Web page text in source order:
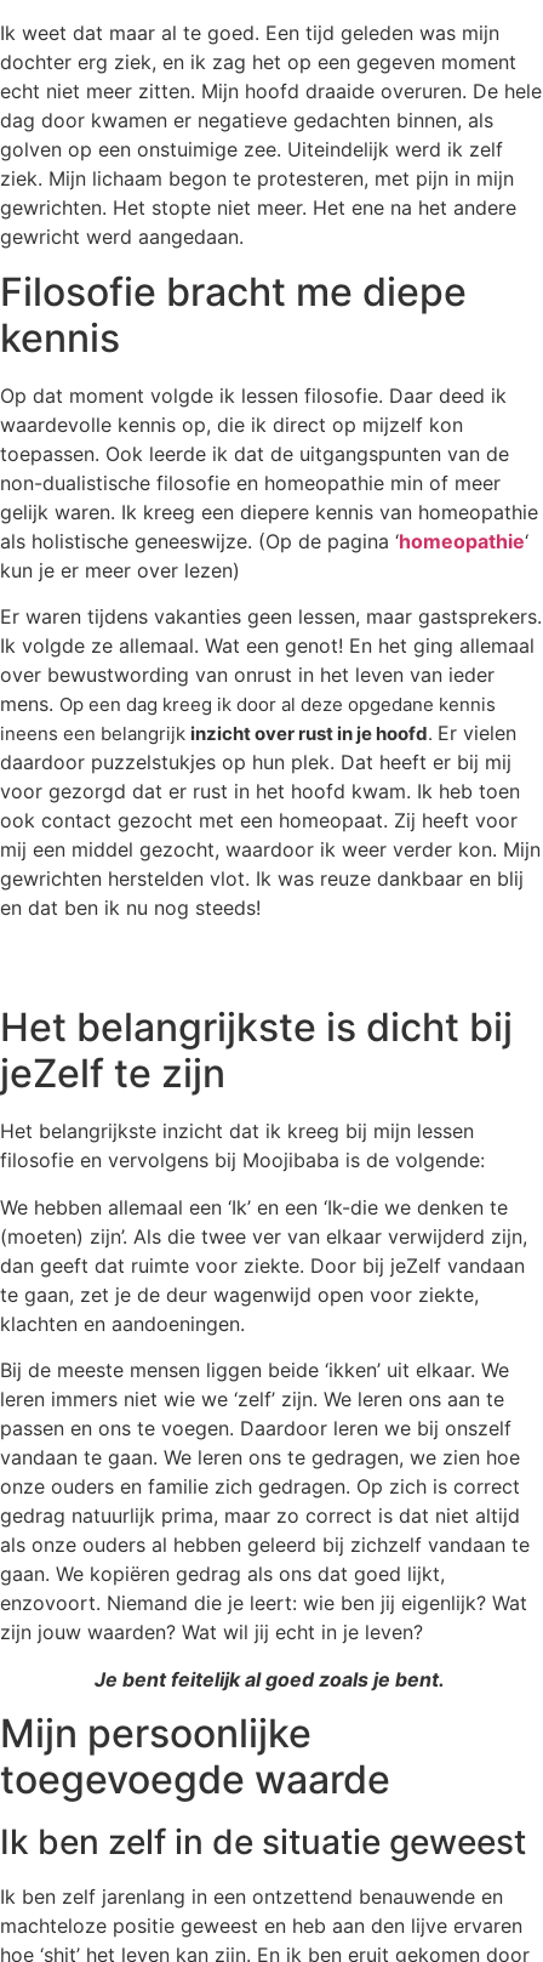
Ik weet dat maar al te goed. Een tijd geleden was mijn
dochter erg ziek, en ik zag het op een gegeven moment
echt niet meer zitten. Mijn hoofd draaide overuren. De hele
dag door kwamen er negatieve gedachten binnen, als
golven op een onstuimige zee. Uiteindelijk werd ik zelf
ziek. Mijn lichaam begon te protesteren, met pijn in mijn
gewrichten. Het stopte niet meer. Het ene na het andere
gewricht werd aangedaan.
Filosofie bracht me diepe
kennis
Op dat moment volgde ik lessen filosofie. Daar deed ik
waardevolle kennis op, die ik direct op mijzelf kon
toepassen. Ook leerde ik dat de uitgangspunten van de
non-dualistische filosofie en homeopathie min of meer
gelijk waren. Ik kreeg een diepere kennis van homeopathie
als holistische geneeswijze. (Op de pagina ‘homeopathie‘
kun je er meer over lezen)
Er waren tijdens vakanties geen lessen, maar gastsprekers.
Ik volgde ze allemaal. Wat een genot! En het ging allemaal
over bewustwording van onrust in het leven van ieder
mens. Op een dag kreeg ik door al deze opgedane kennis
ineens een belangrijk inzicht over rust in je hoofd. Er vielen
daardoor puzzelstukjes op hun plek. Dat heeft er bij mij
voor gezorgd dat er rust in het hoofd kwam. Ik heb toen
ook contact gezocht met een homeopaat. Zij heeft voor
mij een middel gezocht, waardoor ik weer verder kon. Mijn
gewrichten herstelden vlot. Ik was reuze dankbaar en blij
en dat ben ik nu nog steeds!
Het belangrijkste is dicht bij
jeZelf te zijn
Het belangrijkste inzicht dat ik kreeg bij mijn lessen
filosofie en vervolgens bij Moojibaba is de volgende:
We hebben allemaal een ‘Ik’ en een ‘Ik-die we denken te
(moeten) zijn’. Als die twee ver van elkaar verwijderd zijn,
dan geeft dat ruimte voor ziekte. Door bij jeZelf vandaan
te gaan, zet je de deur wagenwijd open voor ziekte,
klachten en aandoeningen.
Bij de meeste mensen liggen beide ‘ikken’ uit elkaar. We
leren immers niet wie we ‘zelf’ zijn. We leren ons aan te
passen en ons te voegen. Daardoor leren we bij onszelf
vandaan te gaan. We leren ons te gedragen, we zien hoe
onze ouders en familie zich gedragen. Op zich is correct
gedrag natuurlijk prima, maar zo correct is dat niet altijd
als onze ouders al hebben geleerd bij zichzelf vandaan te
gaan. We kopiëren gedrag als ons dat goed lijkt,
enzovoort. Niemand die je leert: wie ben jij eigenlijk? Wat
zijn jouw waarden? Wat wil jij echt in je leven?
Je bent feitelijk al goed zoals je bent.
Mijn persoonlijke
toegevoegde waarde
Ik ben zelf in de situatie geweest
Ik ben zelf jarenlang in een ontzettend benauwende en
machteloze positie geweest en heb aan den lijve ervaren
hoe ‘shit’ het leven kan zijn. En ik ben eruit gekomen door